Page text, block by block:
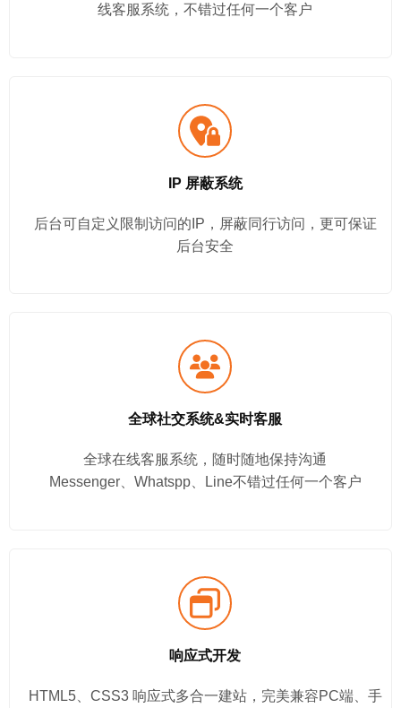
线客服系统，不错过任何一个客户
IP 屏蔽系统
后台可自定义限制访问的IP，屏蔽同行访问，更可保证
后台安全
全球社交系统&实时客服
全球在线客服系统，随时随地保持沟通
Messenger、Whatspp、Line不错过任何一个客户
响应式开发
HTML5、CSS3 响应式多合一建站，完美兼容PC端、手